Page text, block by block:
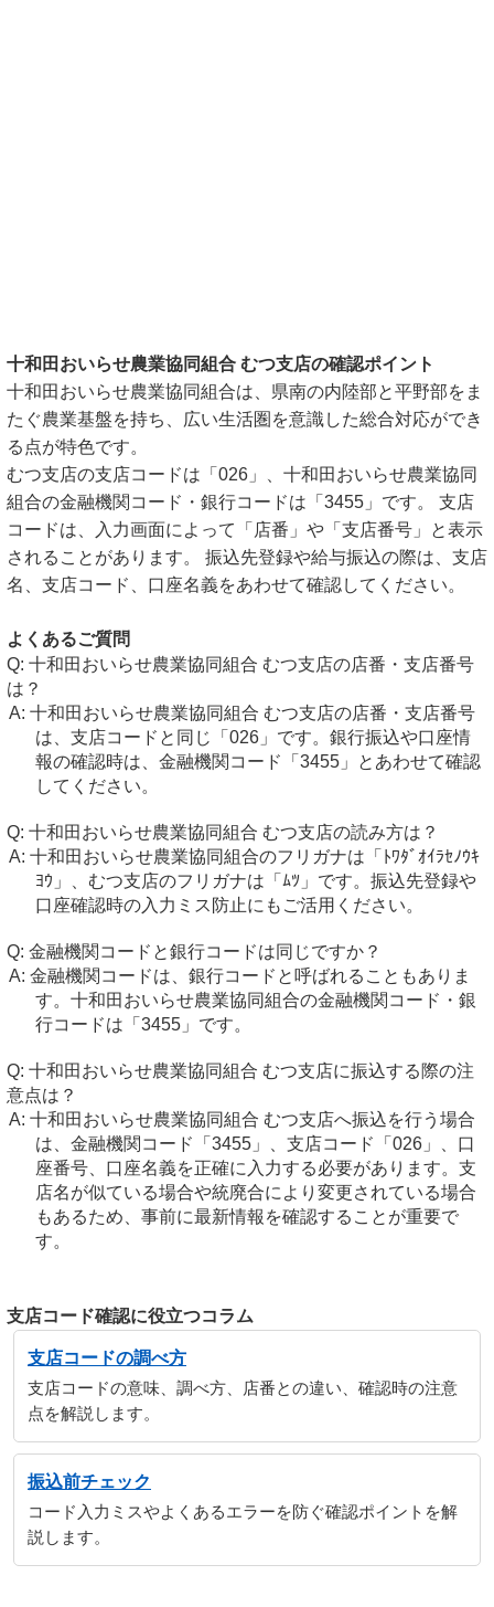
十和田おいらせ農業協同組合 むつ支店の確認ポイント
十和田おいらせ農業協同組合は、県南の内陸部と平野部をま
たぐ農業基盤を持ち、広い生活圏を意識した総合対応ができ
る点が特色です。
むつ支店の支店コードは「026」、十和田おいらせ農業協同
組合の金融機関コード・銀行コードは「3455」です。 支店
コードは、入力画面によって「店番」や「支店番号」と表示
されることがあります。 振込先登録や給与振込の際は、支店
名、支店コード、口座名義をあわせて確認してください。
よくあるご質問
十和田おいらせ農業協同組合 むつ支店の店番・支店番号
は？
十和田おいらせ農業協同組合 むつ支店の店番・支店番号
は、支店コードと同じ「026」です。銀行振込や口座情
報の確認時は、金融機関コード「3455」とあわせて確認
してください。
十和田おいらせ農業協同組合 むつ支店の読み方は？
十和田おいらせ農業協同組合のフリガナは「ﾄﾜﾀﾞｵｲﾗｾﾉｳｷ
ﾖｳ」、むつ支店のフリガナは「ﾑﾂ」です。振込先登録や
口座確認時の入力ミス防止にもご活用ください。
金融機関コードと銀行コードは同じですか？
金融機関コードは、銀行コードと呼ばれることもありま
す。十和田おいらせ農業協同組合の金融機関コード・銀
行コードは「3455」です。
十和田おいらせ農業協同組合 むつ支店に振込する際の注
意点は？
十和田おいらせ農業協同組合 むつ支店へ振込を行う場合
は、金融機関コード「3455」、支店コード「026」、口
座番号、口座名義を正確に入力する必要があります。支
店名が似ている場合や統廃合により変更されている場合
もあるため、事前に最新情報を確認することが重要で
す。
支店コード確認に役立つコラム
支店コードの調べ方
支店コードの意味、調べ方、店番との違い、確認時の注意
点を解説します。
振込前チェック
コード入力ミスやよくあるエラーを防ぐ確認ポイントを解
説します。